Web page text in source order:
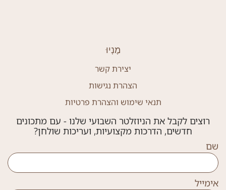
מֶנְיוּ
יצירת קשר
הצהרת נגישות
תנאי שימוש והצהרת פרטיות
רוצים לקבל את הניוזלטר השבועי שלנו - עם מתכונים
חדשים, הדרכות מקצועיות, ועריכות שולחן?
שם
אימייל